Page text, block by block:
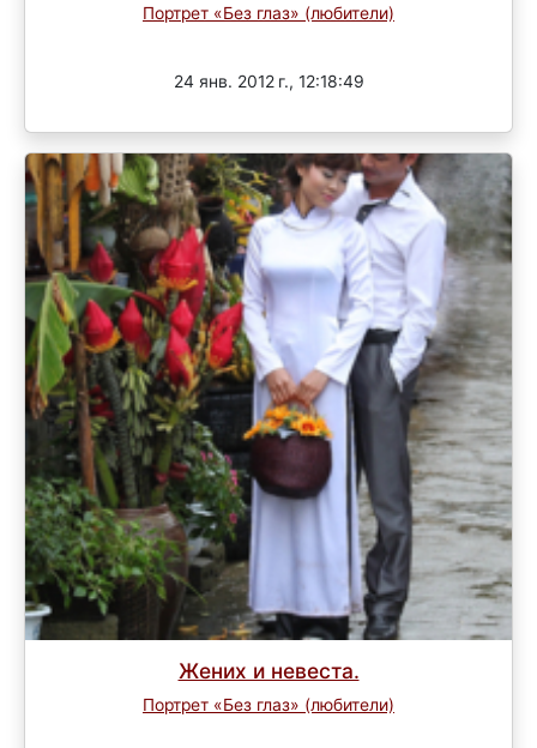
Портрет «Без глаз» (любители)
24 янв. 2012 г., 12:18:49
Жених и невеста.
Портрет «Без глаз» (любители)